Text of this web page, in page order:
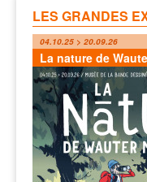
LES GRANDES
04.10.25 > 20.09.26
La nature de